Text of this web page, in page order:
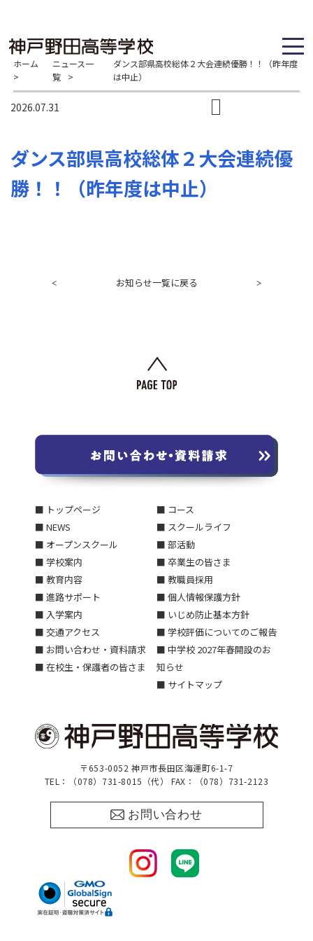
ホーム
>
ニュース一
覧
>
ダンス部県高校総体２大会連続優勝！！（昨年度
は中止）
2026.07.31
ダンス部県高校総体２大会連続優
勝！！（昨年度は中止）
< お知らせ一覧に戻る >
■ トップページ
■ NEWS
■ オープンスクール
■ 学校案内
■ 教育内容
■ 進路サポート
■ 入学案内
■ 交通アクセス
■ お問い合わせ・資料請求
■ 在校生・保護者の皆さま
■ コース
■ スクールライフ
■ 部活動
■ 卒業生の皆さま
■ 教職員採用
■ 個人情報保護方針
■ いじめ防止基本方針
■ 学校評価についてのご報告
■ 中学校 2027年春開設のお
知らせ
■ サイトマップ
〒653-0052 神戸市長田区海運町6-1-7
TEL：（078）731-8015（代） FAX：（078）731-2123
お問い合わせ